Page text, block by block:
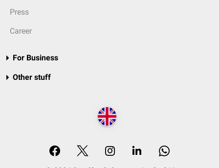
Press
Career
For Business
Other stuff